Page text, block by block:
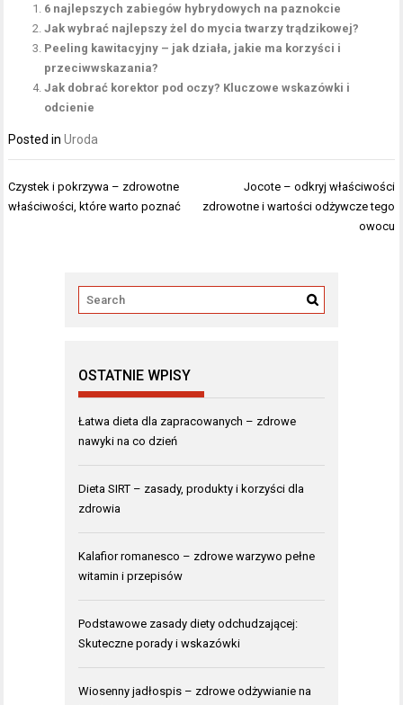
6 najlepszych zabiegów hybrydowych na paznokcie
Jak wybrać najlepszy żel do mycia twarzy trądzikowej?
Peeling kawitacyjny – jak działa, jakie ma korzyści i
przeciwwskazania?
Jak dobrać korektor pod oczy? Kluczowe wskazówki i
odcienie
Posted inUroda
Nawigacja
wpisu
Czystek i pokrzywa – zdrowotne
właściwości, które warto poznać
Jocote – odkryj właściwości
zdrowotne i wartości odżywcze tego
owocu
OSTATNIE WPISY
Łatwa dieta dla zapracowanych – zdrowe
nawyki na co dzień
Dieta SIRT – zasady, produkty i korzyści dla
zdrowia
Kalafior romanesco – zdrowe warzywo pełne
witamin i przepisów
Podstawowe zasady diety odchudzającej:
Skuteczne porady i wskazówki
Wiosenny jadłospis – zdrowe odżywianie na